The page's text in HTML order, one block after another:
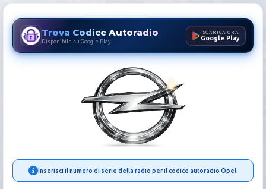
Trova Codice Autoradio
Disponibile su Google Play
SCARICA ORA
Google Play
Codice Autoradio Opel |
Inserisci il numero di serie della radio per il codice autoradio Opel.